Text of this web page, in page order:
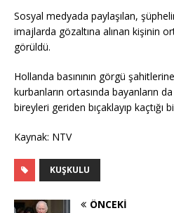
Sosyal medyada paylaşılan,
imajlarda gözaltına alınan kişinin
görüldü.
Hollanda basınının görgü
kurbanların ortasında bayanların
bireyleri geriden bıçaklayıp kaçtığı
Kaynak: NTV
KUŞKULU
ÖNCEKI